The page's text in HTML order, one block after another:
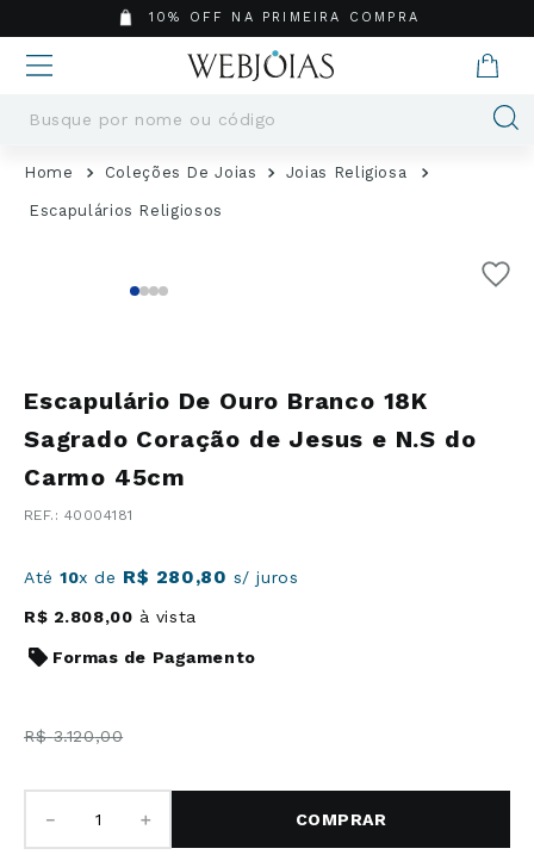
10% OFF NA PRIMEIRA COMPRA
Busque por nome ou código
Coleções De Joias Joias Religiosa
Escapulários Religiosos
Escapulário De Ouro Branco 18K
Sagrado Coração de Jesus e N.S do
Carmo 45cm
: 40004181
Até10x de R$ 280,80 s/ juros
R$ 2.808,00 à vista
Formas de Pagamento
R$ 3.120,00
＋
－ COMPRAR
Termos mais buscados
1º
Aneis
7º
Casamento
8º
Corrente
9º
Pingente
10
São Bento